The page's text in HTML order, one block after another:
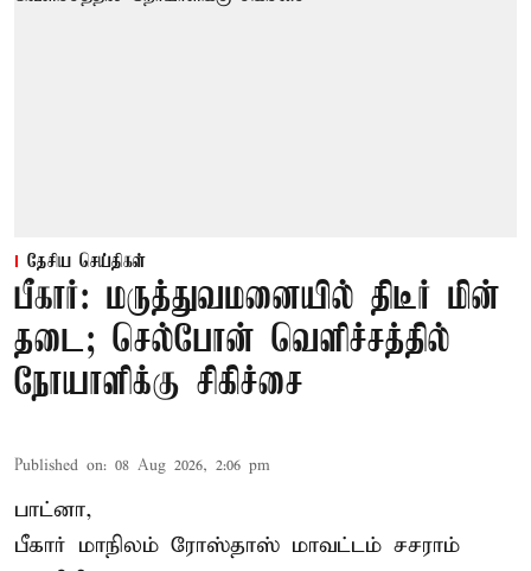
தேசிய செய்திகள்
பீகார்: மருத்துவமனையில் திடீர் மின்
தடை; செல்போன் வெளிச்சத்தில்
நோயாளிக்கு சிகிச்சை
Published on: 08 Aug 2026, 2:06 pm
பாட்னா,
பீகார் மாநிலம் ரோஸ்தாஸ் மாவட்டம் சசராம்